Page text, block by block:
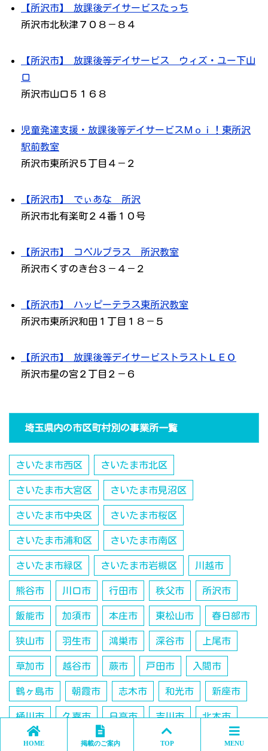
【所沢市】 放課後デイサービスたっち
所沢市北秋津７０８－８４
【所沢市】 放課後等デイサービス ウィズ・ユー下山
口
所沢市山口５１６８
児童発達支援・放課後等デイサービスＭｏｉ！東所沢
駅前教室
所沢市東所沢５丁目４－２
【所沢市】 でぃあな 所沢
所沢市北有楽町２４番１０号
【所沢市】 コペルプラス 所沢教室
所沢市くすのき台３－４－２
【所沢市】 ハッピーテラス東所沢教室
所沢市東所沢和田１丁目１８－５
【所沢市】 放課後等デイサービストラストＬＥＯ
所沢市星の宮２丁目２－６
埼玉県内の市区町村別の事業所一覧
さいたま市西区 さいたま市北区
さいたま市大宮区 さいたま市見沼区
さいたま市中央区 さいたま市桜区
さいたま市浦和区 さいたま市南区
さいたま市緑区 さいたま市岩槻区 川越市
熊谷市 川口市 行田市 秩父市 所沢市
飯能市 加須市 本庄市 東松山市 春日部市
狭山市 羽生市 鴻巣市 深谷市 上尾市
草加市 越谷市 蕨市 戸田市 入間市
鶴ヶ島市 朝霞市 志木市 和光市 新座市
桶川市 久喜市 日高市 吉川市 北本市
八潮市 富士見市 三郷市 蓮田市 坂戸市
HOME 掲載のご案内 TOP MENU